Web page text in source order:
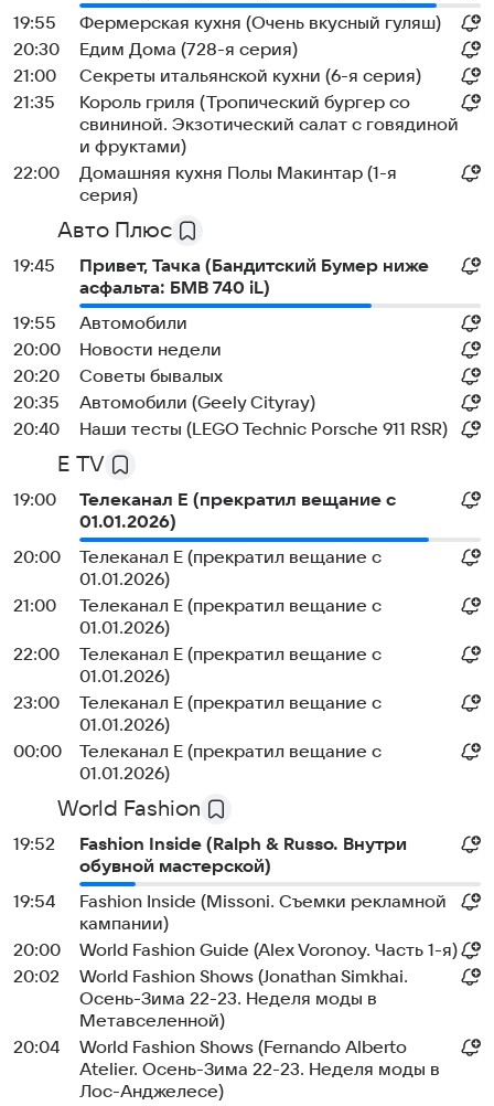
19:55
Фермерская кухня (Очень вкусный гуляш)
20:30
Едим Дома (728-я серия)
21:00
Секреты итальянской кухни (6-я серия)
21:35
Король гриля (Тропический бургер со
свининой. Экзотический салат с говядиной
и фруктами)
22:00
Домашняя кухня Полы Макинтар (1-я
серия)
Авто Плюс
19:45
Привет, Тачка (Бандитский Бумер ниже
асфальта: БМВ 740 iL)
19:55
Автомобили
20:00
Новости недели
20:20
Советы бывалых
20:35
Автомобили (Geely Cityray)
20:40
Наши тесты (LEGO Technic Porsche 911 RSR)
E TV
19:00
Телеканал E (прекратил вещание с
01.01.2026)
20:00
Телеканал E (прекратил вещание с
01.01.2026)
21:00
Телеканал E (прекратил вещание с
01.01.2026)
22:00
Телеканал E (прекратил вещание с
01.01.2026)
23:00
Телеканал E (прекратил вещание с
01.01.2026)
00:00
Телеканал E (прекратил вещание с
01.01.2026)
World Fashion
19:52
Fashion Inside (Ralph & Russo. Внутри
обувной мастерской)
19:54
Fashion Inside (Missoni. Съемки рекламной
кампании)
20:00
World Fashion Guide (Alex Voronoy. Часть 1-я)
20:02
World Fashion Shows (Jonathan Simkhai.
Осень-Зима 22-23. Неделя моды в
Метавселенной)
20:04
World Fashion Shows (Fernando Alberto
Atelier. Осень-Зима 22-23. Неделя моды в
Лос-Анджелесе)